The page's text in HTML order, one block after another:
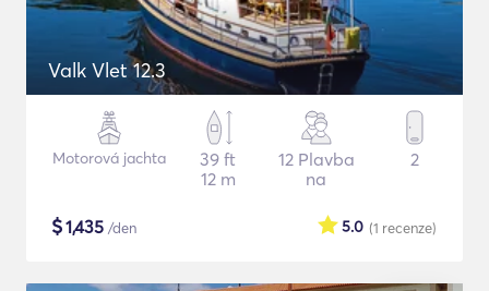
Valk Vlet 12.3
Motorová jachta
39 ft
12 m
12 Plavba
na
2
$1,435 /den (1 recenze)
5.0